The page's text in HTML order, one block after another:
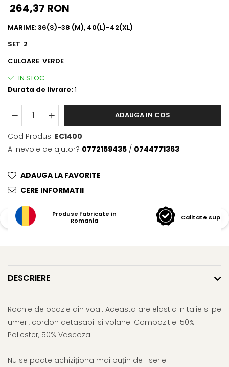
264,37 RON
MARIME: 36(S)-38 (M), 40(L)-42(XL)
SET: 2
CULOARE: VERDE
IN STOC
Durata de livrare:1
ADAUGA IN COS
Cod Produs: EC1400
Ai nevoie de ajutor? 0772159435 / 0744771363
ADAUGA LA FAVORITE
CERE INFORMATII
Produse fabricate in
Romania
Calitate
DESCRIERE
Rochie de ocazie din voal. Aceasta are elastic in talie si pe
umeri, cordon detasabil si volane. Compozitie: 50%
Poliester, 50% Vascoza.
Nu se poate achiziționa mai puțin de 1 serie!